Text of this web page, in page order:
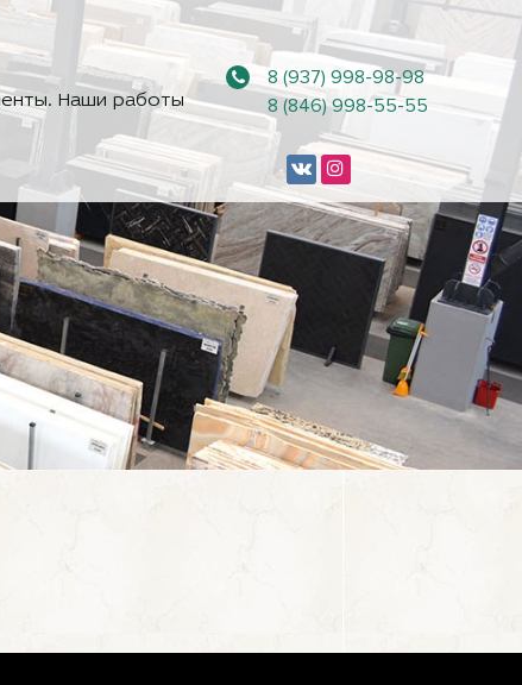
Наши работы
8 (937) 998-98-98
8 (846) 998-55-55